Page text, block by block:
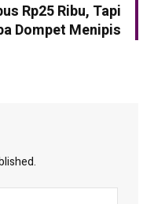
Rp25 Ribu, Tapi
Dompet Menipis